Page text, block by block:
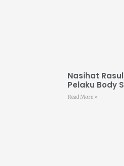
Nasihat
Pelaku Body
Read More »